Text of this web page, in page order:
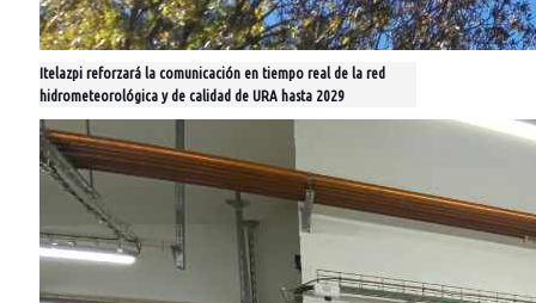
Itelazpi reforzará la comunicación en tiempo real de la red
hidrometeorológica y de calidad de URA hasta 2029